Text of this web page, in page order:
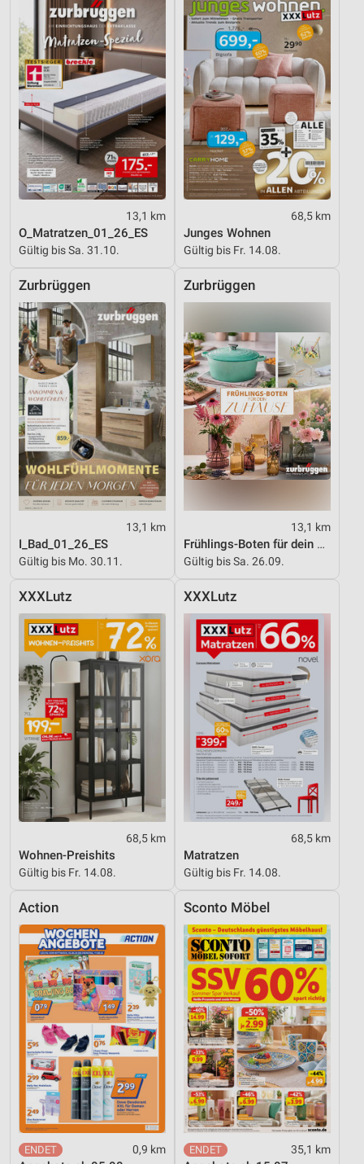
13,1 km
O_Matratzen_01_26_ES
Gültig bis Sa. 31.10.
68,5 km
Junges Wohnen
Gültig bis Fr. 14.08.
Zurbrüggen
13,1 km
I_Bad_01_26_ES
Gültig bis Mo. 30.11.
Zurbrüggen
13,1 km
Frühlings-Boten für dein Zuhause
Gültig bis Sa. 26.09.
XXXLutz
68,5 km
Wohnen-Preishits
Gültig bis Fr. 14.08.
XXXLutz
68,5 km
Matratzen
Gültig bis Fr. 14.08.
Action
0,9 km
Sconto Möbel
35,1 km